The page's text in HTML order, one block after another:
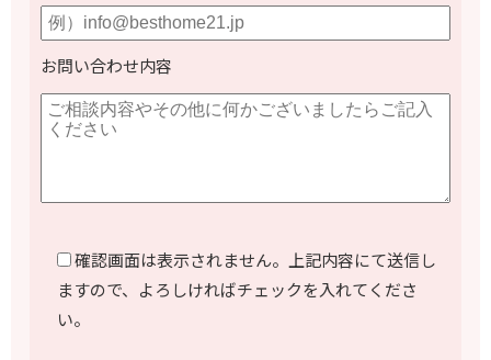
お問い合わせ内容
確認画面は表示されません。上記内容にて送信し
ますので、よろしければチェックを入れてくださ
い。